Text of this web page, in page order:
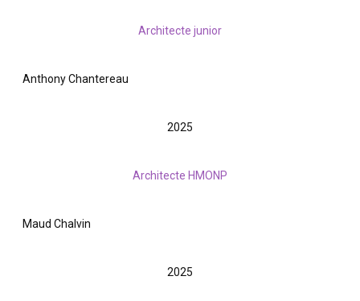
Architecte junior
Anthony Chantereau
2025
Architecte HMONP
Maud Chalvin
2025